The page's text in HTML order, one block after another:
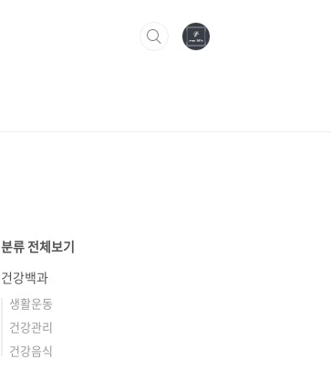
분류 전체보기
건강백과
생활운동
건강관리
건강음식